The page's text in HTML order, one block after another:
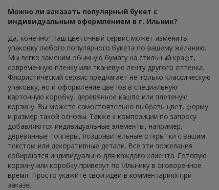
Можно ли заказать популярный букет с
индивидуальным оформлением в г. Ильник?
Да, конечно! Наш цветочный сервис может изменить
упаковку любого популярного букета по вашему желанию.
Мы легко заменим обычную бумагу на стильный крафт,
современную пленку или тканевую ленту другого оттенка.
Флористический сервис предлагает не только классическую
упаковку, но и оформление цветов в специальную
картонную коробку, деревянное кашпо или плетеную
корзину. Вы можете самостоятельно выбрать цвет, форму
и размер такой основы. Также к композиции по запросу
добавляются индивидуальные элементы, например,
деревянные топперы, поздравительные открытки с вашим
текстом или декоративные детали. Все эти пожелания
собираются индивидуально для каждого клиента. Готовую
корзину или коробку привезут по Ильнику в оговоренное
время. Просто укажите свои идеи в комментариях при
заказе.